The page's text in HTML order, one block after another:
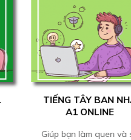
TIẾNG TÂY BAN NHA
A1 ONLINE
Giúp bạn làm quen và sử